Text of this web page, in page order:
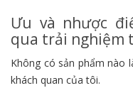
Ưu và nhược
qua trải nghiệm
Không có sản phẩm nào
khách quan của tôi.